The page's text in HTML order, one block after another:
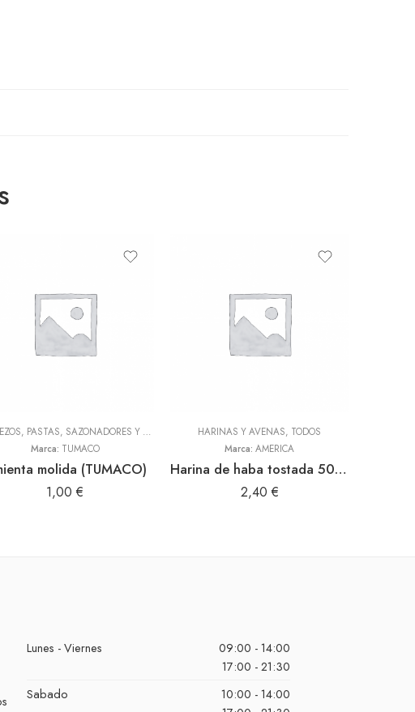
ADEREZOS, PASTAS, SAZONADORES Y CONDIMENTOS ,TODOS
Marca: TUMACO
molida (TUMACO)
1,00 €
HARINAS Y AVENAS, TODOS
Marca: AMERICA
Harina de haba tostada 500gr (America)
2,40 €
Lunes - Viernes
09:00 - 14:00
17:00 - 21:30
Sabado
10:00 - 14:00